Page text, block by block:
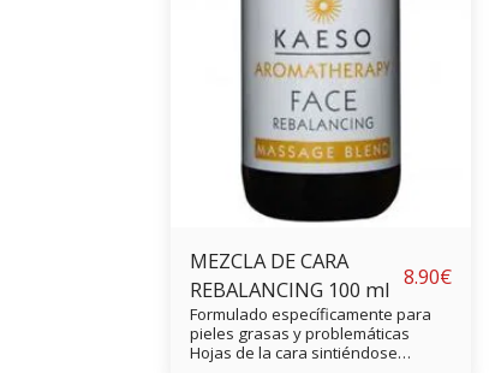
MEZCLA DE CARA
REBALANCING 100 ml 8.90€
Formulado específicamente para
pieles grasas y problemáticas
Hojas de la cara sintiéndose